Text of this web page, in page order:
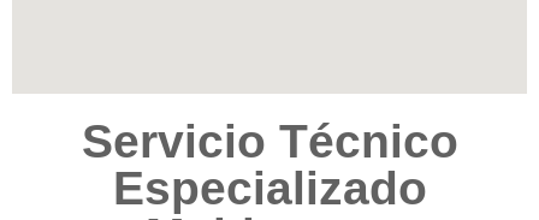
Servicio Técnico
Especializado